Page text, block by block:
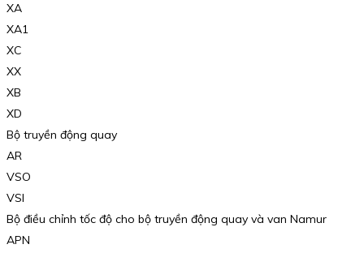
XA
XA1
XC
XX
XB
XD
Bộ truyền động quay
AR
VSO
VSI
Bộ điều chỉnh tốc độ cho bộ truyền động quay và van Namur
APN